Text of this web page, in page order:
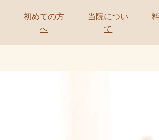
初めての方
へ
当院につい
て